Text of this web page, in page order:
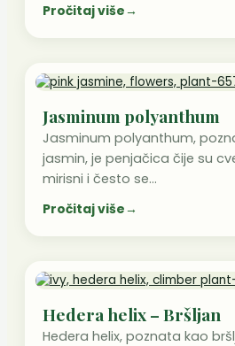
Pročitaj više→
Jasminum polyanthum
Jasminum polyanthum,
jasmin, je penjačica čije su
mirisni i često se…
Pročitaj više→
Hedera helix – Bršljan
Hedera helix, poznata kao